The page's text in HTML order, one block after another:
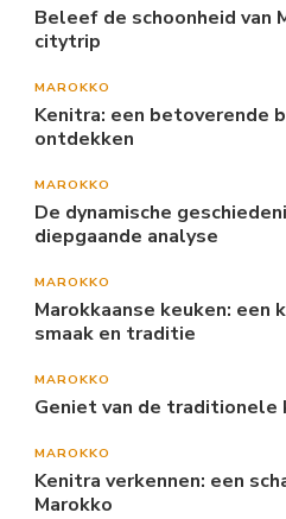
Beleef de schoonheid van
citytrip
MAROKKO
Kenitra: een betoverende
ontdekken
MAROKKO
De dynamische
diepgaande analyse
MAROKKO
Marokkaanse keuken: een
smaak en traditie
MAROKKO
Geniet van de traditionele
MAROKKO
Kenitra verkennen: een
Marokko